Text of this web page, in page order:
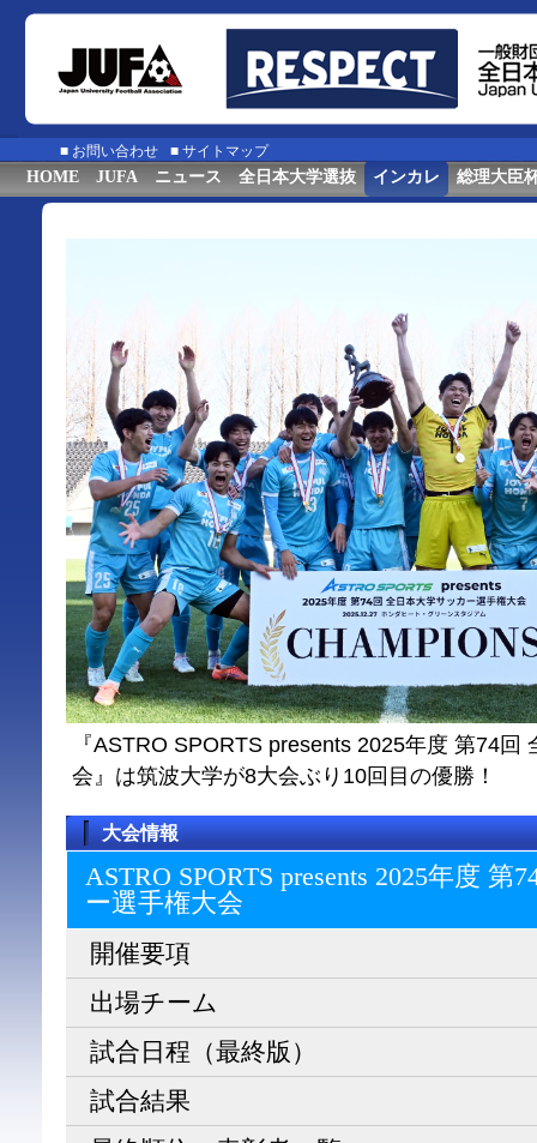
■ お問い合わせ ■ サイトマップ
HOME JUFA ニュース 全日本大学選抜 インカレ 総理大臣
『ASTRO SPORTS presents 2025年度 第74回
会』は筑波大学が8大会ぶり10回目の優勝！
大会情報
ASTRO SPORTS presents 2025年度
ー選⼿権⼤会
開催要項
出場チーム
試合日程（最終版）
試合結果